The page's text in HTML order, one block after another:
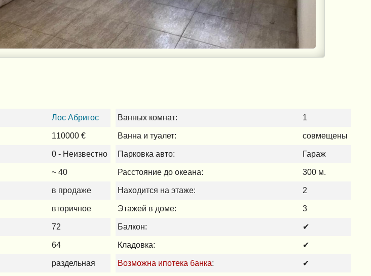
Лос Абригос
110000 €
0 - Неизвестно
~ 40
в продаже
вторичное
72
64
раздельная
Ванных комнат: 1
Ванна и туалет: совмещены
Парковка авто: Гараж
Расстояние до океана: 300 м.
Находится на этаже: 2
Этажей в доме: 3
Балкон: ✔
Кладовка: ✔
Возможна ипотека банка: ✔